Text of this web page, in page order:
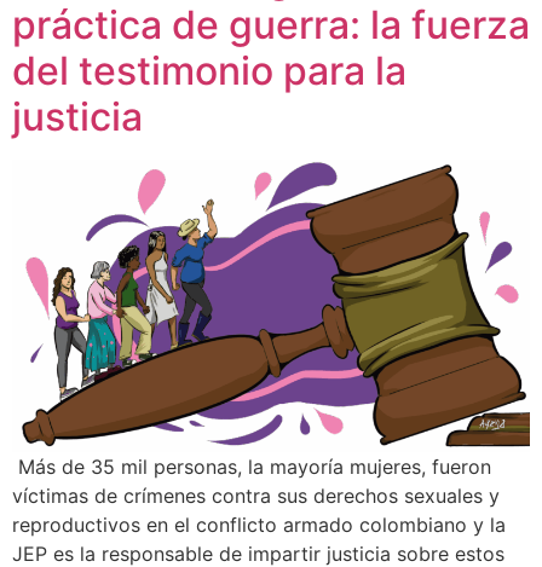
práctica de guerra: la fuerza
del testimonio para la
justicia
Más de 35 mil personas, la mayoría mujeres, fueron
víctimas de crímenes contra sus derechos sexuales y
reproductivos en el conflicto armado colombiano y la
JEP es la responsable de impartir justicia sobre estos